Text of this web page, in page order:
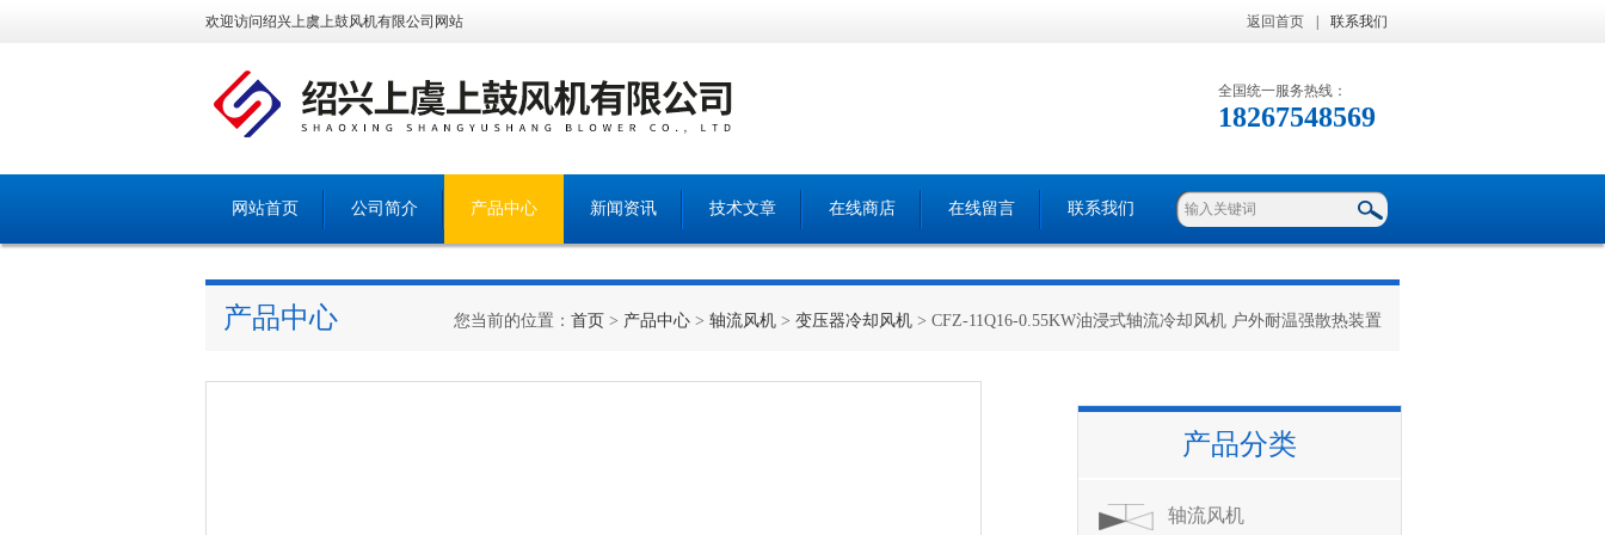
欢迎访问绍兴上虞上鼓风机有限公司网站 返回首页 联系我们
全国统一服务热线：
18267548569
网站首页 公司简介 产品中心 新闻资讯 技术文章 在线商店 在线留言 联系我们
产品中心 您当前的位置： 首页 > 产品中心 > 轴流风机 > 变压器冷却风机 > CFZ-11Q16-0.55KW油浸式轴流冷却风机 户外耐温强散热装置
产品分类
轴流风机